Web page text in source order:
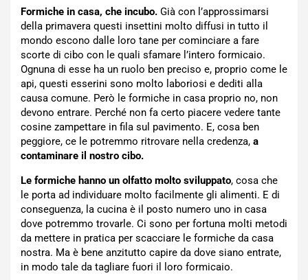
Formiche in casa, che incubo. Già con l’approssimarsi
della primavera questi insettini molto diffusi in tutto il
mondo escono dalle loro tane per cominciare a fare
scorte di cibo con le quali sfamare l’intero formicaio.
Ognuna di esse ha un ruolo ben preciso e, proprio come le
api, questi esserini sono molto laboriosi e dediti alla
causa comune. Però le formiche in casa proprio no, non
devono entrare. Perché non fa certo piacere vedere tante
cosine zampettare in fila sul pavimento. E, cosa ben
peggiore, ce le potremmo ritrovare nella credenza, a
contaminare il nostro cibo.
Le formiche hanno un olfatto molto sviluppato, cosa che
le porta ad individuare molto facilmente gli alimenti. E di
conseguenza, la cucina è il posto numero uno in casa
dove potremmo trovarle. Ci sono per fortuna molti metodi
da mettere in pratica per scacciare le formiche da casa
nostra. Ma è bene anzitutto capire da dove siano entrate,
in modo tale da tagliare fuori il loro formicaio.